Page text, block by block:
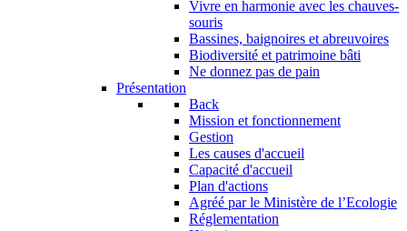
Vivre en harmonie avec les chauves-
souris
Bassines, baignoires et abreuvoires
Biodiversité et patrimoine bâti
Ne donnez pas de pain
Présentation
Back
Mission et fonctionnement
Gestion
Les causes d'accueil
Capacité d'accueil
Plan d'actions
Agréé par le Ministère de l’Ecologie
Réglementation